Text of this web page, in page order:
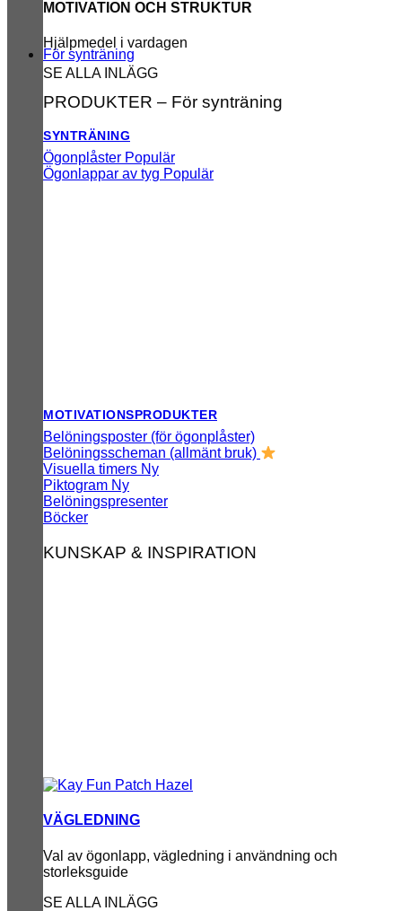
MOTIVATION OCH STRUKTUR
Hjälpmedel i vardagen
SE ALLA INLÄGG
För synträning
PRODUKTER – För synträning
SYNTRÄNING
Ögonplåster
Ögonlappar av tyg
MOTIVATIONSPRODUKTER
Belöningsposter (för ögonplåster)
Belöningsscheman (allmänt bruk)
Visuella timers
Piktogram
Belöningspresenter
Böcker
KUNSKAP & INSPIRATION
VÄGLEDNING
Val av ögonlapp, vägledning i användning och
storleksguide
SE ALLA INLÄGG